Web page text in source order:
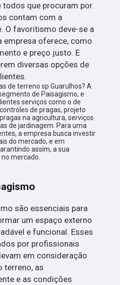
todos que procuram por
contam com a
O favoritismo deve-se a
empresa oferece, como
e preço justo. E
diversas opções de
de terreno sp Guarulhos? A
de Paisagismo, e
serviços como o de
de pragas, projeto
na agricultura, serviços
de jardinagem. Para uma
a empresa busca investir
do mercado, e em
assim, a sua
mercado.
são essenciais para
um espaço externo
e funcional. Esses
por profissionais
em consideração
terreno, as
e as condições